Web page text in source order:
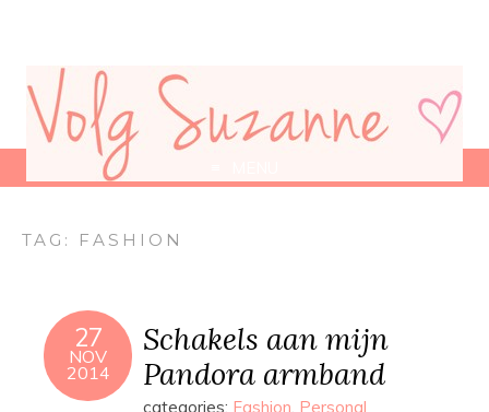
TAG: FASHION
27
NOV
2014
Schakels aan mijn
Pandora armband
categories: Fashion, Personal